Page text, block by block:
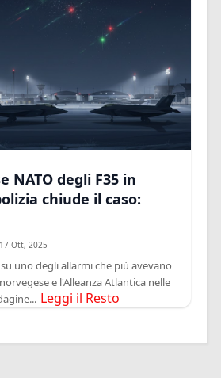
NATO degli F35 in
chiude il caso:
17 Ott, 2025
uno degli allarmi che più avevano
e l'Alleanza Atlantica nelle
Leggi il Resto